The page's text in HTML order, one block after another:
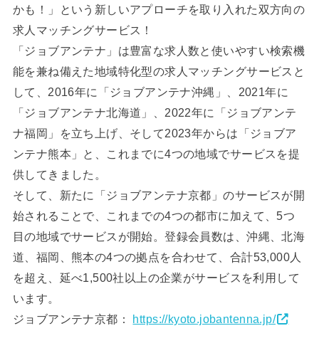
かも！」という新しいアプローチを取り入れた双方向の
求人マッチングサービス！
「ジョブアンテナ」は豊富な求人数と使いやすい検索機
能を兼ね備えた地域特化型の求人マッチングサービスと
して、2016年に「ジョブアンテナ沖縄」、2021年に
「ジョブアンテナ北海道」、2022年に「ジョブアンテ
ナ福岡」を立ち上げ、そして2023年からは「ジョブア
ンテナ熊本」と、これまでに4つの地域でサービスを提
供してきました。
そして、新たに「ジョブアンテナ京都」のサービスが開
始されることで、これまでの4つの都市に加えて、5つ
目の地域でサービスが開始。登録会員数は、沖縄、北海
道、福岡、熊本の4つの拠点を合わせて、合計53,000人
を超え、延べ1,500社以上の企業がサービスを利用して
います。
ジョブアンテナ京都： https://kyoto.jobantenna.jp/